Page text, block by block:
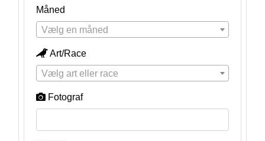
Måned
Vælg en måned
Art/Race
Vælg art eller race
Fotograf